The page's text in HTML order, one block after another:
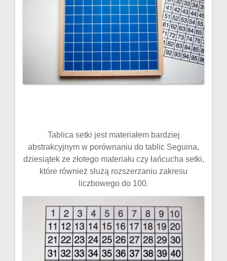
Tablica setki jest materiałem bardziej
abstrakcyjnym w porównaniu do tablic Seguina,
dziesiątek ze złotego materiału czy łańcucha setki,
które również służą rozszerzaniu zakresu
liczbowego do 100.